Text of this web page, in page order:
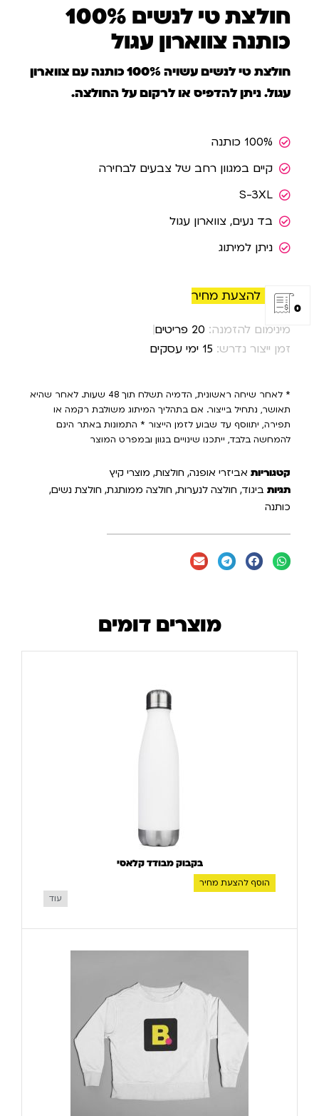
0
חולצת טי לנשים 100%
כותנה צווארון עגול
חולצת טי לנשים עשויה 100% כותנה עם צווארון
עגול. ניתן להדפיס או לרקום על החולצה.
100% כותנה
קיים במגוון רחב של צבעים לבחירה
S-3XL
בד נעים, צווארון עגול
ניתן למיתוג
הוסף להצעת מחיר
מינימום להזמנה: 20 פריטים
זמן ייצור נדרש: 15 ימי עסקים
* לאחר שיחה ראשונית, הדמיה תשלח תוך 48 שעות. לאחר שהיא
תאושר, נתחיל בייצור. אם בתהליך המיתוג משולבת רקמה או
תפירה, יתווסף עד שבוע לזמן הייצור * התמונות באתר הינם
להמחשה בלבד, ייתכנו שינויים בגוון ובמפרט המוצר
קטגוריות אביזרי אופנה, חולצות, מוצרי קיץ
תגיות ביגוד, חולצה לנערות, חולצה ממותגת, חולצת נשים,
כותנה
מוצרים דומים
בקבוק מבודד קלאסי
הוסף להצעת מחיר
עוד